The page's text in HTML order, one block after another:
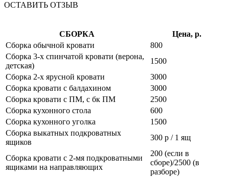
ОСТАВИТЬ ОТЗЫВ
СБОРКА
Цена, р.
Сборка обычной кровати
800
Сборка 3-х спинчатой кровати (верона,
детская)
1500
Сборка 2-х ярусной кровати
3000
Сборка кровати с балдахином
3000
Сборка кровати с ПМ, с бк ПМ
2500
Сборка кухонного стола
600
Сборка кухонного уголка
1500
Сборка выкатных подкроватных
ящиков
300 р / 1 ящ
Сборка кровати с 2-мя подкроватными
ящиками на направляющих
200 (если в
сборе)/2500 (в
разборе)